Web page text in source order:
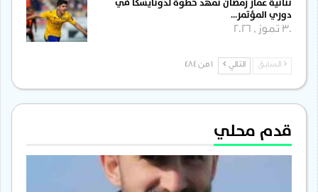
دوري المؤتمر…
30 تموز , 2026
السابق التالي
قدم محلي